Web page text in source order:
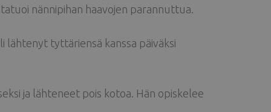
nännipihan haavojen parannuttua.
lähtenyt tyttäriensä kanssa päiväksi
ja lähteneet pois kotoa. Hän opiskelee